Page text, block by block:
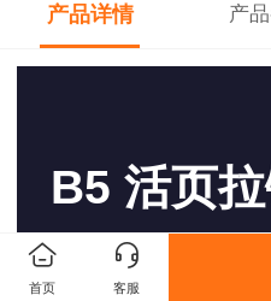
产品详情 产
B5 活页
定制 - 商
首页 客服